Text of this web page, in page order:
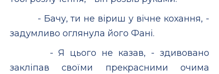
- Бачу, ти не віриш у вічне кохання, -
задумливо оглянула його Фані.
- Я цього не казав, - здивовано
закліпав своїми прекрасними очима